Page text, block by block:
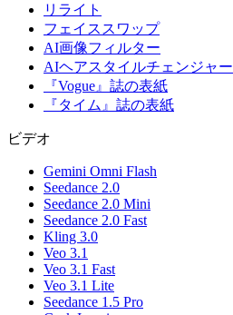
リライト
フェイススワップ
AI画像フィルター
AIヘアスタイルチェンジャー
『Vogue』誌の表紙
『タイム』誌の表紙
ビデオ
Gemini Omni Flash
Seedance 2.0
Seedance 2.0 Mini
Seedance 2.0 Fast
Kling 3.0
Veo 3.1
Veo 3.1 Fast
Veo 3.1 Lite
Seedance 1.5 Pro